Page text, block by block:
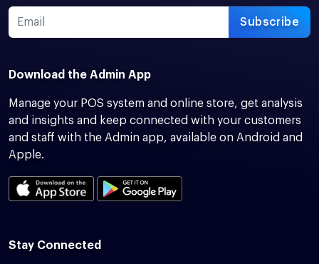
Subscribe
Download the Admin App
Manage your POS system and online store, get analysis
and insights and keep connected with your customers
and staff with the Admin app, available on Android and
Apple.
Stay Connected